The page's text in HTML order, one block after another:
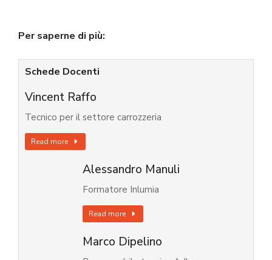
Per saperne di più:
Schede Docenti
Vincent Raffo
Tecnico per il settore carrozzeria
Read more
Alessandro Manuli
Formatore Inlumia
Read more
Marco Dipelino